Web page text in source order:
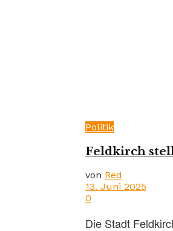
Politik
Feldkirch
von Red
13. Juni 2025
0
Die Stadt